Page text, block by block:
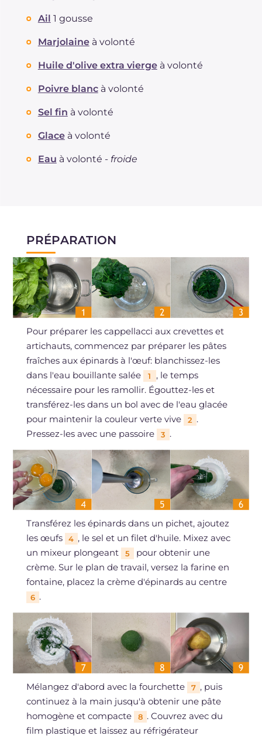
Ail 1 gousse
Marjolaine à volonté
Huile d'olive extra vierge à volonté
Poivre blanc à volonté
Sel fin à volonté
Glace à volonté
Eau à volonté - froide
PRÉPARATION
Pour préparer les cappellacci aux crevettes et
artichauts, commencez par préparer les pâtes
fraîches aux épinards à l'œuf: blanchissez-les
dans l'eau bouillante salée
1
, le temps
nécessaire pour les ramollir. Égouttez-les et
transférez-les dans un bol avec de l'eau glacée
pour maintenir la couleur verte vive
2 .
Pressez-les avec une passoire
3 .
Transférez les épinards dans un pichet, ajoutez
les œufs
4 , le sel et un filet d'huile. Mixez avec
un mixeur plongeant
5
pour obtenir une
crème. Sur le plan de travail, versez la farine en
fontaine, placez la crème d'épinards au centre
6 .
Mélangez d'abord avec la fourchette 7 , puis
continuez à la main jusqu'à obtenir une pâte
homogène et compacte
8 . Couvrez avec du
film plastique et laissez au réfrigérateur